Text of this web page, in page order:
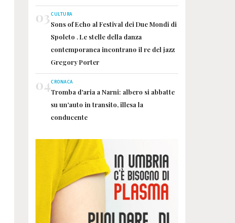
03CULTURA
Sons of Echo al Festival dei Due Mondi di
Spoleto . Le stelle della danza
contemporanea incontrano il re del jazz
Gregory Porter
04CRONACA
Tromba d'aria a Narni: albero si abbatte
su un'auto in transito, illesa la
conducente